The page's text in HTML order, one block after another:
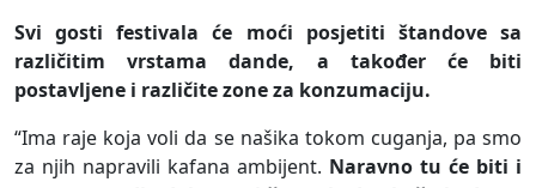
Svi gosti festivala će moći posjetiti štandove sa
različitim vrstama dande, a također će biti
postavljene i različite zone za konzumaciju.
“Ima raje koja voli da se našika tokom cuganja, pa smo
za njih napravili kafana ambijent. Naravno tu će biti i